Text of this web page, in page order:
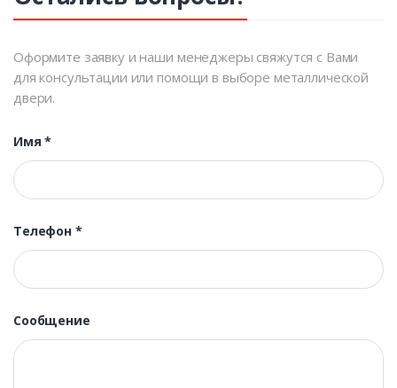
Оформите заявку и наши менеджеры свяжутся с Вами
для консультации или помощи в выборе металлической
двери.
Имя*
Телефон *
Сообщение